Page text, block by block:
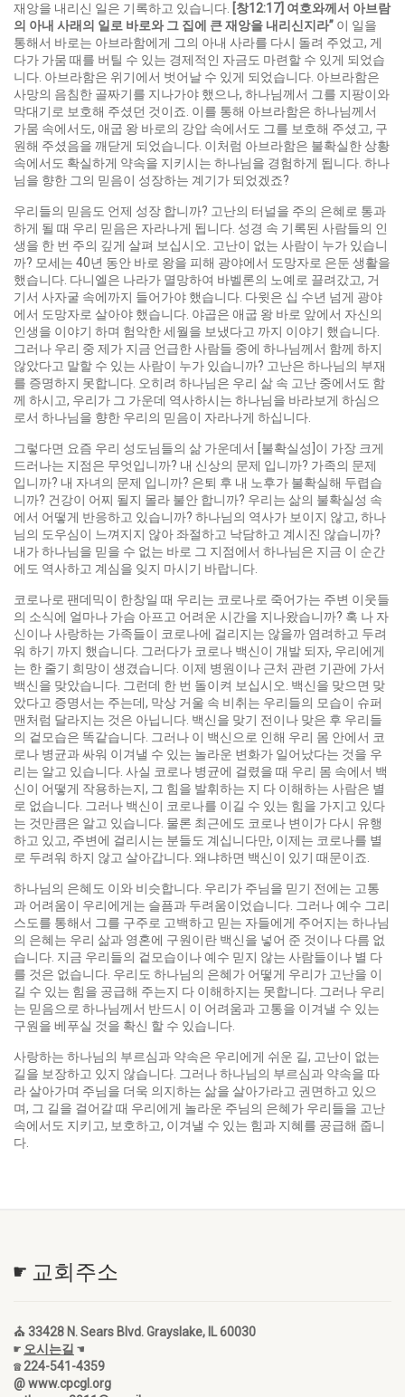
재앙을 내리신 일은 기록하고 있습니다. 창12:17] 여호와께서 아브람
의 아내 사래의 일로 바로와 그 집에 큰 재앙을 내리신지라” 이 일을
통해서 바로는 아브라함에게 그의 아내 사라를 다시 돌려 주었고, 게
다가 가뭄 때를 버틸 수 있는 경제적인 자금도 마련할 수 있게 되었습
니다. 아브라함은 위기에서 벗어날 수 있게 되었습니다. 아브라함은
사망의 음침한 골짜기를 지나가야 했으나, 하나님께서 그를 지팡이와
막대기로 보호해 주셨던 것이죠. 이를 통해 아브라함은 하나님께서
가뭄 속에서도, 애굽 왕 바로의 강압 속에서도 그를 보호해 주셨고, 구
원해 주셨음을 깨닫게 되었습니다. 이처럼 아브라함은 불확실한 상황
속에서도 확실하게 약속을 지키시는 하나님을 경험하게 됩니다. 하나
님을 향한 그의 믿음이 성장하는 계기가 되었겠죠?
우리들의 믿음도 언제 성장 합니까? 고난의 터널을 주의 은혜로 통과
하게 될 때 우리 믿음은 자라나게 됩니다. 성경 속 기록된 사람들의 인
생을 한 번 주의 깊게 살펴 보십시오. 고난이 없는 사람이 누가 있습니
까? 모세는 40년 동안 바로 왕을 피해 광야에서 도망자로 은둔 생활을
했습니다. 다니엘은 나라가 멸망하여 바벨론의 노예로 끌려갔고, 거
기서 사자굴 속에까지 들어가야 했습니다. 다윗은 십 수년 넘게 광야
에서 도망자로 살아야 했습니다. 야곱은 애굽 왕 바로 앞에서 자신의
인생을 이야기 하며 험악한 세월을 보냈다고 까지 이야기 했습니다.
그러나 우리 중 제가 지금 언급한 사람들 중에 하나님께서 함께 하지
않았다고 말할 수 있는 사람이 누가 있습니까? 고난은 하나님의 부재
를 증명하지 못합니다. 오히려 하나님은 우리 삶 속 고난 중에서도 함
께 하시고, 우리가 그 가운데 역사하시는 하나님을 바라보게 하심으
로서 하나님을 향한 우리의 믿음이 자라나게 하십니다.
그렇다면 요즘 우리 성도님들의 삶 가운데서 [불확실성]이 가장 크게
드러나는 지점은 무엇입니까? 내 신상의 문제 입니까? 가족의 문제
입니까? 내 자녀의 문제 입니까? 은퇴 후 내 노후가 불확실해 두렵습
니까? 건강이 어찌 될지 몰라 불안 합니까? 우리는 삶의 불확실성 속
에서 어떻게 반응하고 있습니까? 하나님의 역사가 보이지 않고, 하나
님의 도우심이 느껴지지 않아 좌절하고 낙담하고 계시진 않습니까?
내가 하나님을 믿을 수 없는 바로 그 지점에서 하나님은 지금 이 순간
에도 역사하고 계심을 잊지 마시기 바랍니다.
코로나로 팬데믹이 한창일 때 우리는 코로나로 죽어가는 주변 이웃들
의 소식에 얼마나 가슴 아프고 어려운 시간을 지나왔습니까? 혹 나 자
신이나 사랑하는 가족들이 코로나에 걸리지는 않을까 염려하고 두려
워 하기 까지 했습니다. 그러다가 코로나 백신이 개발 되자, 우리에게
는 한 줄기 희망이 생겼습니다. 이제 병원이나 근처 관련 기관에 가서
백신을 맞았습니다. 그런데 한 번 돌이켜 보십시오. 백신을 맞으면 맞
았다고 증명서는 주는데, 막상 거울 속 비취는 우리들의 모습이 슈퍼
맨처럼 달라지는 것은 아닙니다. 백신을 맞기 전이나 맞은 후 우리들
의 겉모습은 똑같습니다. 그러나 이 백신으로 인해 우리 몸 안에서 코
로나 병균과 싸워 이겨낼 수 있는 놀라운 변화가 일어났다는 것을 우
리는 알고 있습니다. 사실 코로나 병균에 걸렸을 때 우리 몸 속에서 백
신이 어떻게 작용하는지, 그 힘을 발휘하는 지 다 이해하는 사람은 별
로 없습니다. 그러나 백신이 코로나를 이길 수 있는 힘을 가지고 있다
는 것만큼은 알고 있습니다. 물론 최근에도 코로나 변이가 다시 유행
하고 있고, 주변에 걸리시는 분들도 계십니다만, 이제는 코로나를 별
로 두려워 하지 않고 살아갑니다. 왜냐하면 백신이 있기 때문이죠.
하나님의 은혜도 이와 비슷합니다. 우리가 주님을 믿기 전에는 고통
과 어려움이 우리에게는 슬픔과 두려움이었습니다. 그러나 예수 그리
스도를 통해서 그를 구주로 고백하고 믿는 자들에게 주어지는 하나님
의 은혜는 우리 삶과 영혼에 구원이란 백신을 넣어 준 것이나 다름 없
습니다. 지금 우리들의 겉모습이나 예수 믿지 않는 사람들이나 별 다
를 것은 없습니다. 우리도 하나님의 은혜가 어떻게 우리가 고난을 이
길 수 있는 힘을 공급해 주는지 다 이해하지는 못합니다. 그러나 우리
는 믿음으로 하나님께서 반드시 이 어려움과 고통을 이겨낼 수 있는
구원을 베푸실 것을 확신 할 수 있습니다.
사랑하는 하나님의 부르심과 약속은 우리에게 쉬운 길, 고난이 없는
길을 보장하고 있지 않습니다. 그러나 하나님의 부르심과 약속을 따
라 살아가며 주님을 더욱 의지하는 삶을 살아가라고 권면하고 있으
며, 그 길을 걸어갈 때 우리에게 놀라운 주님의 은혜가 우리들을 고난
속에서도 지키고, 보호하고, 이겨낼 수 있는 힘과 지혜를 공급해 줍니
다.
☛ 교회주소
⛪ 33428 N. Sears Blvd. Grayslake, IL 60030
☛ 오시는길 ☚
☎ 224-541-4359
@ www.cpcgl.org